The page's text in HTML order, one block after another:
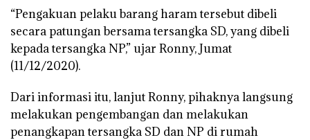
“Pengakuan pelaku barang haram tersebut dibeli
secara patungan bersama tersangka SD, yang dibeli
kepada tersangka NP,” ujar Ronny, Jumat
(11/12/2020).
Dari informasi itu, lanjut Ronny, pihaknya langsung
melakukan pengembangan dan melakukan
penangkapan tersangka SD dan NP di rumah